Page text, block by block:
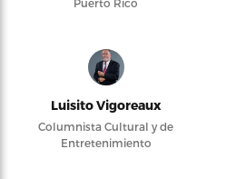
Puerto Rico
Luisito Vigoreaux
Columnista Cultural y de
Entretenimiento